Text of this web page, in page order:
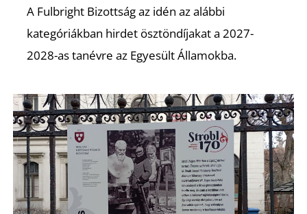
A Fulbright Bizottság az idén az alábbi
kategóriákban hirdet ösztöndíjakat a 2027-
2028-as tanévre az Egyesült Államokba.